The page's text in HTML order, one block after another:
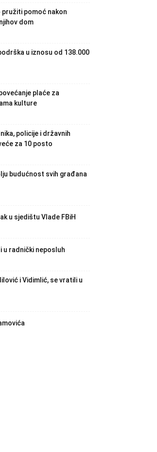
pomoć nakon
dom
u iznosu od 138.000
plaće za
kulture
policije i državnih
za 10 posto
budućnost svih građana
u sjedištu Vlade FBiH
u radnički neposluh
i Vidimlić, se vratili u